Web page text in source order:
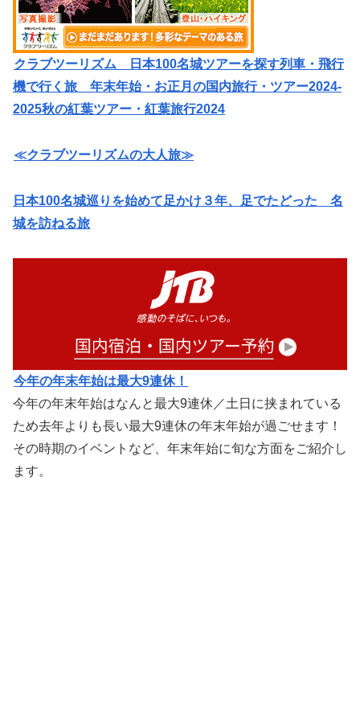
クラブツーリズム 日本100名城ツアーを探す列車・飛行
機で行く旅 年末年始・お正月の国内旅行・ツアー2024-
2025秋の紅葉ツアー・紅葉旅行2024
≪クラブツーリズムの大人旅≫
日本100名城巡りを始めて足かけ３年、足でたどった 名
城を訪ねる旅
今年の年末年始は最大9連休！
今年の年末年始はなんと最大9連休／土日に挟まれている
ため去年よりも長い最大9連休の年末年始が過ごせます！
その時期のイベントなど、年末年始に旬な方面をご紹介し
ます。